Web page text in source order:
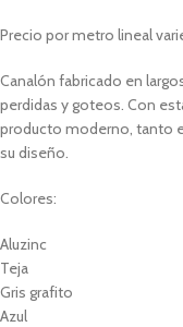
Precio por metro lineal
Canalón fabricado en
perdidas y goteos. Con
producto moderno, tanto
su diseño.
Colores:
Aluzinc
Teja
Gris grafito
Azul